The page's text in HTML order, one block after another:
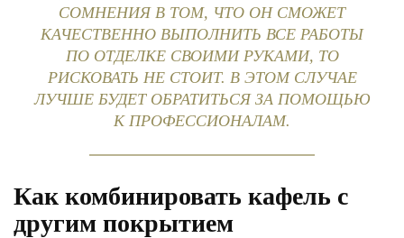
СОМНЕНИЯ В ТОМ, ЧТО ОН СМОЖЕТ
КАЧЕСТВЕННО ВЫПОЛНИТЬ ВСЕ РАБОТЫ
ПО ОТДЕЛКЕ СВОИМИ РУКАМИ, ТО
РИСКОВАТЬ НЕ СТОИТ. В ЭТОМ СЛУЧАЕ
ЛУЧШЕ БУДЕТ ОБРАТИТЬСЯ ЗА ПОМОЩЬЮ
К ПРОФЕССИОНАЛАМ.
Как комбинировать кафель с
другим покрытием